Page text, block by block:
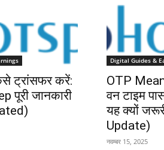
ट्रांसफर करें:
पूरी जानकारी
Digital Guides &
OTP
वन टाइम
यह क्यों
Update)
नवम्बर 15, 2025